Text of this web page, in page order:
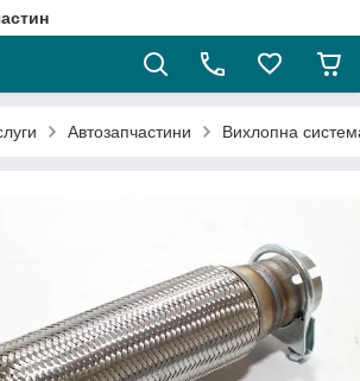
Автозапчастини Вихлопна